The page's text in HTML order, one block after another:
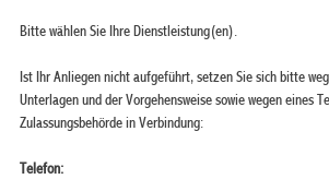
Bitte wählen Sie Ihre Dienstleistung(en).
Ist Ihr Anliegen nicht aufgeführt, setzen Sie sich bitte
Unterlagen und der Vorgehensweise sowie wegen eines
Zulassungsbehörde in Verbindung:
Telefon: